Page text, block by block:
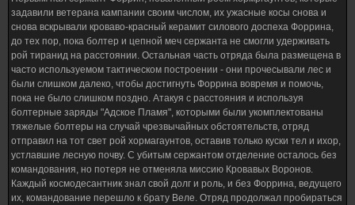
задавили ветерана кампании своим числом, их ужасные косы снова и
снова вскрывали кроваво-красный керамит силового доспеха Форрина,
до тех пор, пока болтер и цепной меч сержанта не смогли удерживать
рой тиранид на расстоянии. Остальная часть отряда была размещена в
часто используемом тактическом построении - они прочесывали лес и
были слишком далеко, чтобы достигнуть Форрина вовремя и помочь,
пока не было слишком поздно. Атакуя с расстояния и используя
болтерные заряды "Адское Пламя", которыми были укомплектованы
тяжелые болтеры на случай чрезвычайных обстоятельств, отряд
отправил на тот свет рой хормагаунтов, оставив только куски тел и ихор,
устлавшие лесную почву. С убитым сержантом отделение осталось без
командования, но потеря не отменяла миссию Кровавых Воронов.
Каждый космодесантник знал свой долг и роль, и без Форрина, ведущего
их, командование перешло к брату Веле. Отряд продолжал пробираться